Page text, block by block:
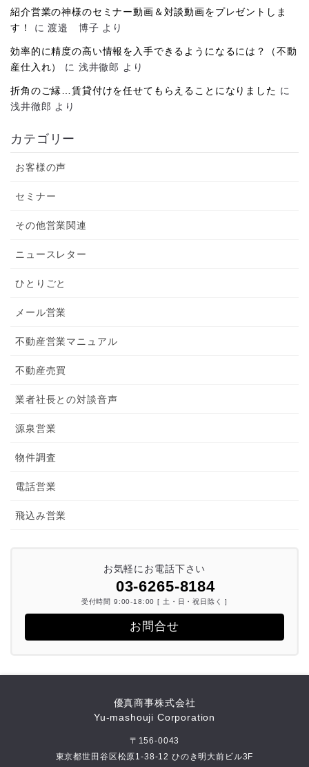
紹介営業の神様のセミナー動画＆対談動画をプレゼントしま
す！
に渡邉 博子 より
効率的に精度の高い情報を入手できるようになるには？（不動
産仕入れ）
に 浅井徹郎 より
折角のご縁…賃貸付けを任せてもらえることになりました に
浅井徹郎 より
カテゴリー
お客様の声
セミナー
その他営業関連
ニュースレター
ひとりごと
メール営業
不動産営業マニュアル
不動産売買
業者社長との対談音声
源泉営業
物件調査
電話営業
飛込み営業
お気軽にお電話下さい
03-6265-8184
受付時間 9:00-18:00 [ 土・日・祝日除く ]
お問合せ
優真商事株式会社
Yu-mashouji Corporation
〒156-0043
東京都世田谷区松原1-38-12 ひのき明大前ビル3F